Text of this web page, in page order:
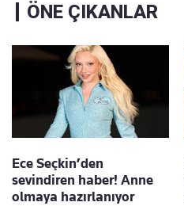
ÖNE ÇIKANLAR
Ece Seçkin’den
sevindiren haber! Anne
olmaya hazırlanıyor